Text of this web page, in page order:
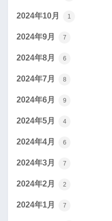
2024年10月 1
2024年9月 7
2024年8月 6
2024年7月 8
2024年6月 9
2024年5月 4
2024年4月 6
2024年3月 7
2024年2月 2
2024年1月 7